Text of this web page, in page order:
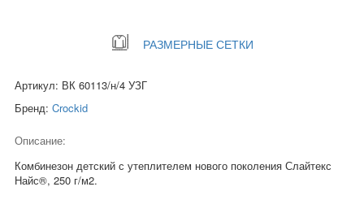
РАЗМЕРНЫЕ СЕТКИ
Артикул: ВК 60113/н/4 УЗГ
Бренд: Crockid
Описание:
Комбинезон детский с утеплителем нового поколения Слайтекс
Найс®, 250 г/м2.